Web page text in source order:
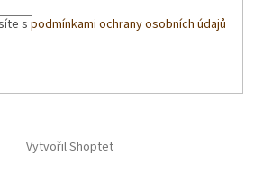
s podmínkami ochrany osobních údajů
Vytvořil Shoptet